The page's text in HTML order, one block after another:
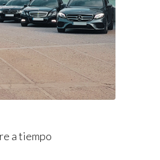
a tiempo